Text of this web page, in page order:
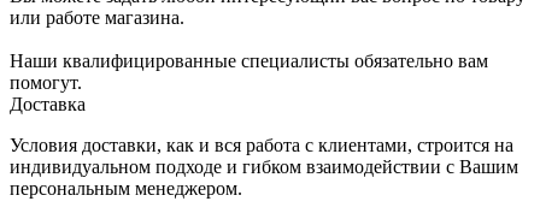
или работе магазина.
Наши квалифицированные специалисты обязательно вам
помогут.
Доставка
Условия доставки, как и вся работа с клиентами, строится на
индивидуальном подходе и гибком взаимодействии с Вашим
персональным менеджером.